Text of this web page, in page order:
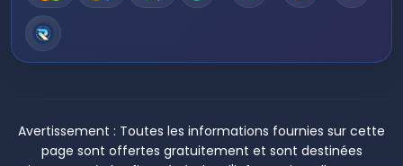
Avertissement : Toutes les informations fournies sur cette
page sont offertes gratuitement et sont destinées